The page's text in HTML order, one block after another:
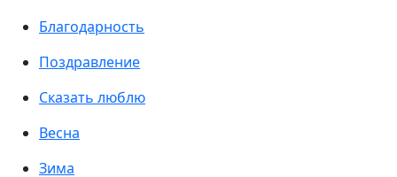
Благодарность
Поздравление
Сказать люблю
Весна
Зима